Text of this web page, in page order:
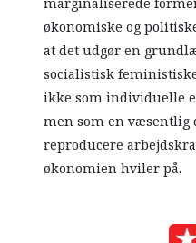
økonomiske og
at det udgør en
socialistisk
ikke som individuelle
men som en væsentlig
reproducere
økonomien hviler på.